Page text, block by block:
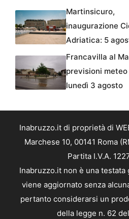
Martinsicuro,
inaugurazione
Adriatica: 5
Francavilla al
previsioni
lunedì 3 agosto
Inabruzzo.it di proprietà di
Marchese 10, 00141 Roma
Partita I.V.A.
Inabruzzo.it non è una
viene aggiornato senza
pertanto considerarsi un
della legge n. 62